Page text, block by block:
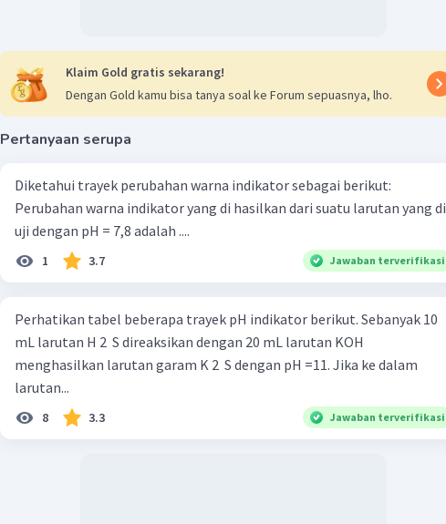
Klaim Gold gratis sekarang!
Dengan Gold kamu bisa tanya soal ke Forum sepuasnya, lho.
Pertanyaan serupa
Diketahui trayek perubahan warna indikator sebagai berikut:
Perubahan warna indikator yang di hasilkan dari suatu larutan yang di
uji dengan pH = 7,8 adalah ....
1 3.7 Jawaban terverifikasi
Perhatikan tabel beberapa trayek pH indikator berikut. Sebanyak 10
mL larutan H 2 ​ S direaksikan dengan 20 mL larutan KOH
menghasilkan larutan garam K 2 ​ S dengan pH =11. Jika ke dalam
larutan...
8 3.3 Jawaban terverifikasi